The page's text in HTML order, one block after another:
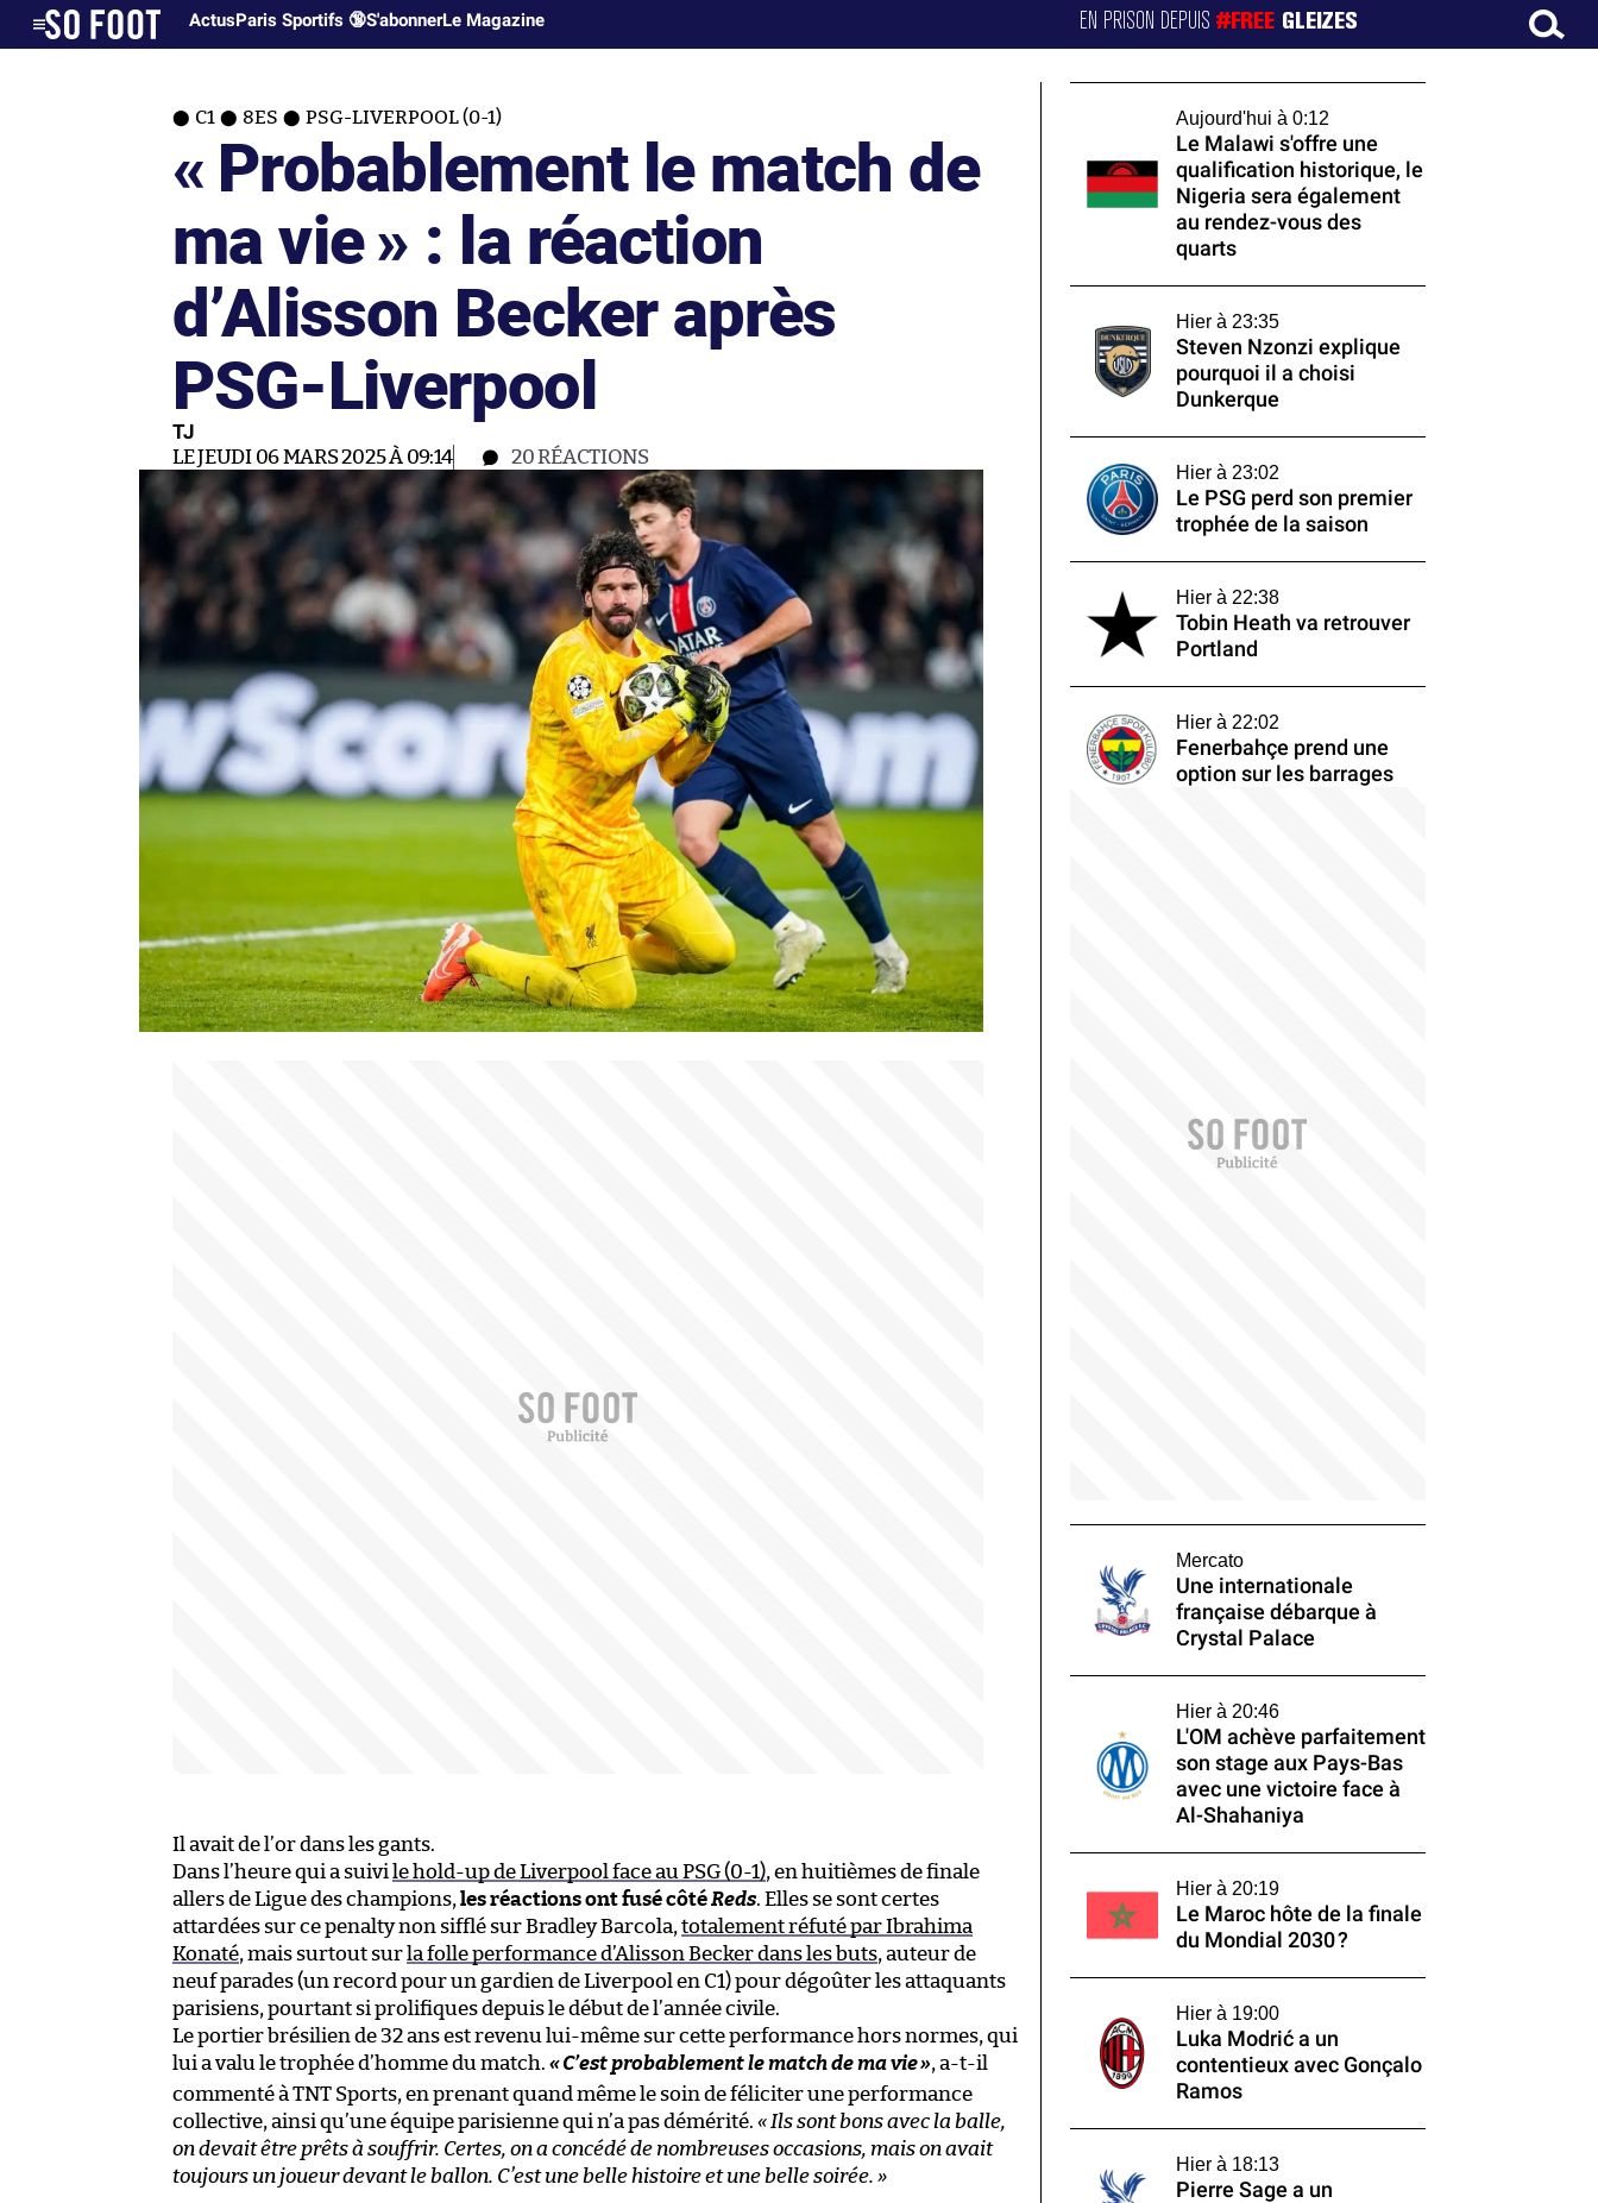
ActusParis Sportifs 🔞S'abonnerLe Magazine EN PRISON DEPUIS#FREE GLEIZES
C1 8ES PSG-LIVERPOOL (0-1)
« Probablement le match de
ma vie » : la réaction
d’Alisson Becker après
PSG-Liverpool
TJ
LE JEUDI 06 MARS 2025 À 09:14 20RÉACTIONS
Il avait de l’or dans les gants.
Dans l’heure qui a suivi le hold-up de Liverpool face au PSG (0-1), en huitièmes de finale
allers de Ligue des champions, les réactions ont fusé côtéReds. Elles se sont certes
attardées sur ce penalty non sifflé sur Bradley Barcola, totalement réfuté par Ibrahima
Konaté, mais surtout sur la folle performance d’Alisson Becker dans les buts, auteur de
neuf parades (un record pour un gardien de Liverpool en C1) pour dégoûter les attaquants
parisiens, pourtant si prolifiques depuis le début de l’année civile.
Le portier brésilien de 32 ans est revenu lui-même sur cette performance hors normes, qui
lui a valu le trophée d’homme du match. «C’est probablement le match de ma vie», a-t-il
commenté à TNT Sports, en prenant quand même le soin de féliciter une performance
collective, ainsi qu’une équipe parisienne qui n’a pas démérité. « Ils sont bons avec la balle,
on devait être prêts à souffrir. Certes, on a concédé de nombreuses occasions, mais on avait
toujours un joueur devant le ballon. C’est une belle histoire et une belle soirée. »
Aujourd'hui à 0:12
Le Malawi s'offre une
qualification historique, le
Nigeria sera également
au rendez-vous des
quarts
Hier à 23:35
Steven Nzonzi explique
pourquoi il a choisi
Dunkerque
Hier à 23:02
Le PSG perd son premier
trophée de la saison
Hier à 22:38
Tobin Heath va retrouver
Portland
Hier à 22:02
Fenerbahçe prend une
option sur les barrages
Mercato
Une internationale
française débarque à
Crystal Palace
Hier à 20:46
L'OM achève parfaitement
son stage aux Pays-Bas
avec une victoire face à
Al-Shahaniya
Hier à 20:19
Le Maroc hôte de la finale
du Mondial 2030 ?
Hier à 19:00
Luka Modrić a un
contentieux avec Gonçalo
Ramos
Hier à 18:13
Pierre Sage a un